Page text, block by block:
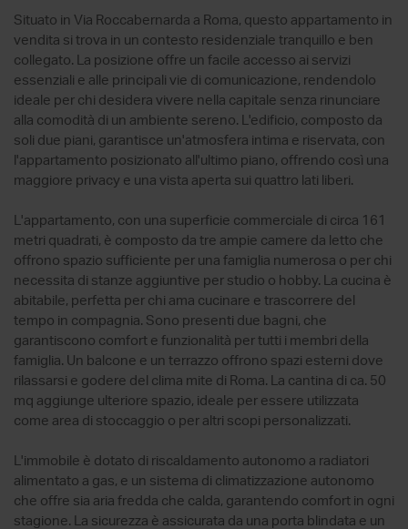
Situato in Via Roccabernarda a Roma, questo appartamento in
vendita si trova in un contesto residenziale tranquillo e ben
collegato. La posizione offre un facile accesso ai servizi
essenziali e alle principali vie di comunicazione, rendendolo
ideale per chi desidera vivere nella capitale senza rinunciare
alla comodità di un ambiente sereno. L'edificio, composto da
soli due piani, garantisce un'atmosfera intima e riservata, con
l'appartamento posizionato all'ultimo piano, offrendo così una
maggiore privacy e una vista aperta sui quattro lati liberi.
L'appartamento, con una superficie commerciale di circa 161
metri quadrati, è composto da tre ampie camere da letto che
offrono spazio sufficiente per una famiglia numerosa o per chi
necessita di stanze aggiuntive per studio o hobby. La cucina è
abitabile, perfetta per chi ama cucinare e trascorrere del
tempo in compagnia. Sono presenti due bagni, che
garantiscono comfort e funzionalità per tutti i membri della
famiglia. Un balcone e un terrazzo offrono spazi esterni dove
rilassarsi e godere del clima mite di Roma. La cantina di ca. 50
mq aggiunge ulteriore spazio, ideale per essere utilizzata
come area di stoccaggio o per altri scopi personalizzati.
L'immobile è dotato di riscaldamento autonomo a radiatori
alimentato a gas, e un sistema di climatizzazione autonomo
che offre sia aria fredda che calda, garantendo comfort in ogni
stagione. La sicurezza è assicurata da una porta blindata e un